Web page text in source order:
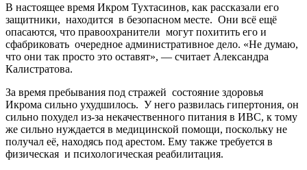
В настоящее время Икром Тухтасинов, как рассказали его
защитники, находится в безопасном месте. Они всё ещё
опасаются, что правоохранители могут похитить его и
сфабриковать очередное административное дело. «Не думаю,
что они так просто это оставят», — считает Александра
Калистратова.
За время пребывания под стражей состояние здоровья
Икрома сильно ухудшилось. У него развилась гипертония, он
сильно похудел из-за некачественного питания в ИВС, к тому
же сильно нуждается в медицинской помощи, поскольку не
получал её, находясь под арестом. Ему также требуется в
физическая и психологическая реабилитация.